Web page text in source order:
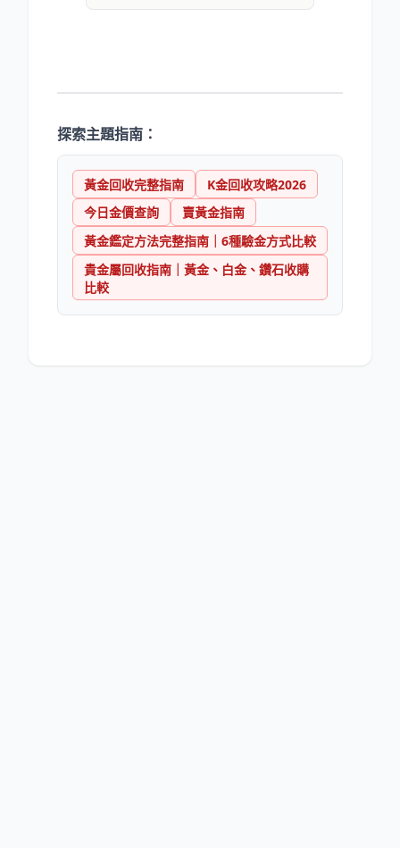
探索主題指南：
黃金回收完整指南
K金回收攻略2026
今日金價查詢
賣黃金指南
黃金鑑定方法完整指南｜6種驗金方式比較
貴金屬回收指南｜黃金、白金、鑽石收購
比較